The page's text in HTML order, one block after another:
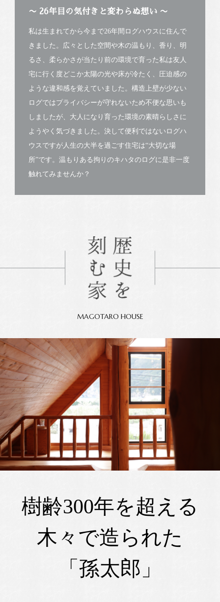
〜 26年目の気付きと変わらぬ想い 〜
私は生まれてから今まで26年間ログハウスに住んで
きました。広々とした空間や木の温もり、香り、明
るさ、柔らかさが当たり前の環境で育った私は友人
宅に行く度どこか太陽の光や床が冷たく、圧迫感の
ような違和感を覚えていました。構造上壁が少ない
ログではプライバシーが守れないため不便な思いも
しましたが、大人になり育った環境の素晴らしさに
ようやく気づきました。決して便利ではないログハ
ウスですが人生の大半を過ごす住宅は“大切な場
所”です。温もりある拘りのキハタのログに是非一度
触れてみませんか？
MAGOTARO HOUSE
樹齢300年を超える
木々で造られた
「孫太郎」